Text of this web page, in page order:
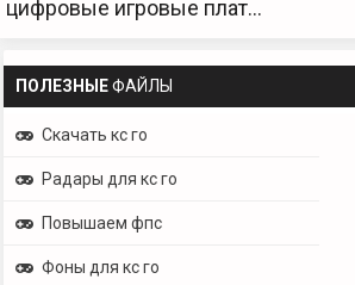
цифровые игровые плат…
ПОЛЕЗНЫЕФАЙЛЫ
Скачать кс го
Радары для кс го
Повышаем фпс
Фоны для кс го